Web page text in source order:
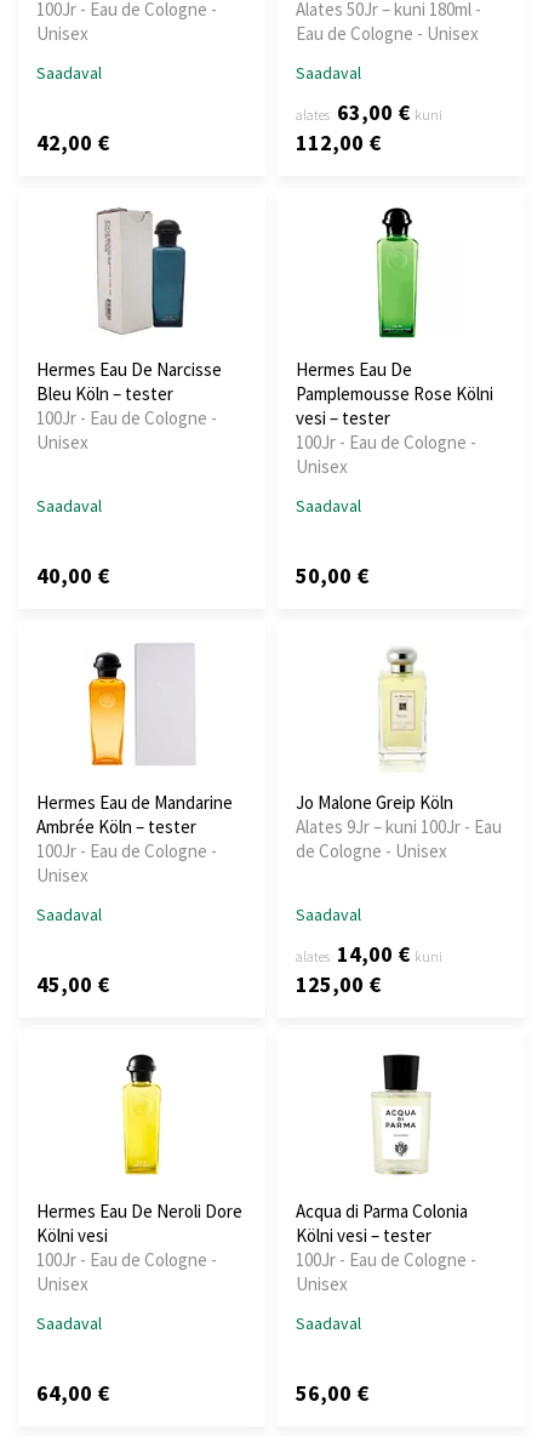
100Jr - Eau de Cologne -
Unisex
Saadaval
42,00 €
Alates 50Jr – kuni 180ml -
Eau de Cologne - Unisex
Saadaval
alates 63,00 € kuni
112,00 €
Hermes Eau De Narcisse
Bleu Köln – tester
100Jr - Eau de Cologne -
Unisex
Saadaval
40,00 €
Hermes Eau De
Pamplemousse Rose Kölni
vesi – tester
100Jr - Eau de Cologne -
Unisex
Saadaval
50,00 €
Hermes Eau de Mandarine
Ambrée Köln – tester
100Jr - Eau de Cologne -
Unisex
Saadaval
45,00 €
Jo Malone Greip Köln
Alates 9Jr – kuni 100Jr - Eau
de Cologne - Unisex
Saadaval
alates 14,00 € kuni
125,00 €
Hermes Eau De Neroli Dore
Kölni vesi
100Jr - Eau de Cologne -
Unisex
Saadaval
64,00 €
Acqua di Parma Colonia
Kölni vesi – tester
100Jr - Eau de Cologne -
Unisex
Saadaval
56,00 €